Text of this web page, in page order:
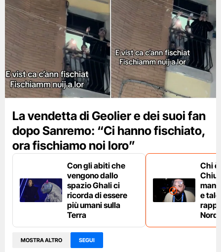
La vendetta di Geolier e dei suoi fan
dopo Sanremo: “Ci hanno fischiato,
ora fischiamo noi loro”
Con gli abiti che
vengono dallo
spazio Ghali ci
ricorda di essere
più umani sulla
Terra
Chi è
e
Nord
MOSTRA ALTRO SEGUI